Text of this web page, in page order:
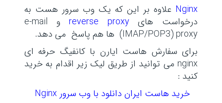
Nginx علاوه بر این که یک وب سرور هست به
درخواست هایreverse proxy
و e-mail
(IMAP/POP3) proxy ها هم پاسخ می دهد.
برای سفارش هاست ایارن با کانفیگ حرفه ای
nginx می توانید از طریق لیک زیر اقدام به خرید
کنید :
خرید هاست ایران دانلود با وب سرور Nginx